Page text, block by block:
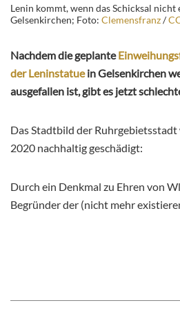
Lenin kommt, wenn das Schicksal nicht
Gelsenkirchen; Foto: Clemensfranz/
Nachdem die geplante
der Leninstatuein Gelsenkirchen
ausgefallen ist, gibt es jetzt
Das Stadtbild der Ruhrgebietsstadt
2020 nachhaltig geschädigt:
Durch ein Denkmal zu Ehren von
Begründer der (nicht mehr